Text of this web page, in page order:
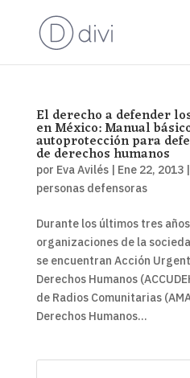
El derecho a defender
en México: Manual
autoprotección para
de derechos humanos
por Eva Avilés| Ene 22, 2013|
personas defensoras
Durante los últimos tres
organizaciones de la
se encuentran Acción
Derechos Humanos
de Radios Comunitarias
Derechos Humanos...